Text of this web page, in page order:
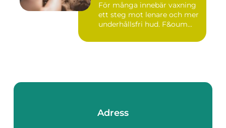
För många innebär vaxning
ett steg mot lenare och mer
underhållsfri hud. F&oum...
Adress